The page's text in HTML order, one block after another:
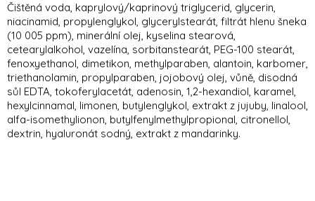
Čištěná voda, kaprylový/kaprinový triglycerid, glycerin,
niacinamid, propylenglykol, glycerylstearát, filtrát hlenu šneka
(10 005 ppm), minerální olej, kyselina stearová,
cetearylalkohol, vazelína, sorbitanstearát, PEG-100 stearát,
fenoxyethanol, dimetikon, methylparaben, alantoin, karbomer,
triethanolamin, propylparaben, jojobový olej, vůně, disodná
sůl EDTA, tokoferylacetát, adenosin, 1,2-hexandiol, karamel,
hexylcinnamal, limonen, butylenglykol, extrakt z jujuby, linalool,
alfa-isomethylionon, butylfenylmethylpropional, citronellol,
dextrin, hyaluronát sodný, extrakt z mandarinky.